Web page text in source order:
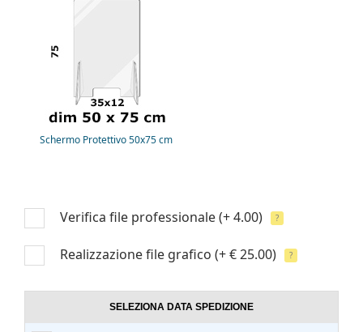
Schermo Protettivo 50x75 cm
Verifica file professionale(+ 4.00) ?
Realizzazione file grafico (+ € 25.00) ?
SELEZIONA DATA SPEDIZIONE